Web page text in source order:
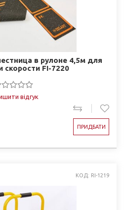
в рулоне 4,5м для
скорости FI-7220
відгук
ПРИДБАТИ
КОД: RI-1219